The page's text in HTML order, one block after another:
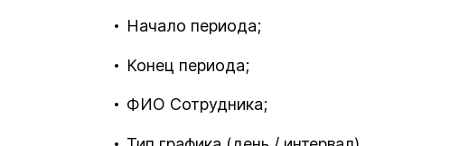
Начало периода;
Конец периода;
ФИО Сотрудника;